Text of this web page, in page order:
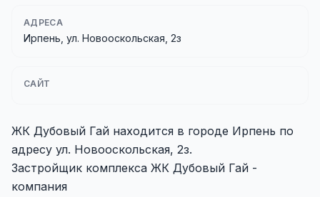
АДРЕСА
Ирпень, ул. Новооскольская, 2з
САЙТ
ЖК Дубовый Гай находится в городе Ирпень по
адресу ул. Новооскольская, 2з.
Застройщик комплекса ЖК Дубовый Гай -
компания